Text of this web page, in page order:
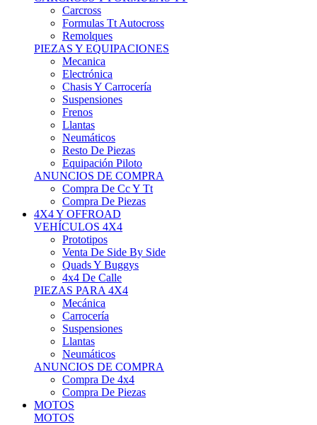
Formulas Tt Autocross
Remolques
PIEZAS Y EQUIPACIONES
Mecanica
Electrónica
Chasis Y Carrocería
Suspensiones
Frenos
Llantas
Neumáticos
Resto De Piezas
Equipación Piloto
ANUNCIOS DE COMPRA
Compra De Cc Y Tt
Compra De Piezas
4X4 Y OFFROAD
VEHÍCULOS 4X4
Prototipos
Venta De Side By Side
Quads Y Buggys
4x4 De Calle
PIEZAS PARA 4X4
Mecánica
Carrocería
Suspensiones
Llantas
Neumáticos
ANUNCIOS DE COMPRA
Compra De 4x4
Compra De Piezas
MOTOS
MOTOS
Motos De Circuito